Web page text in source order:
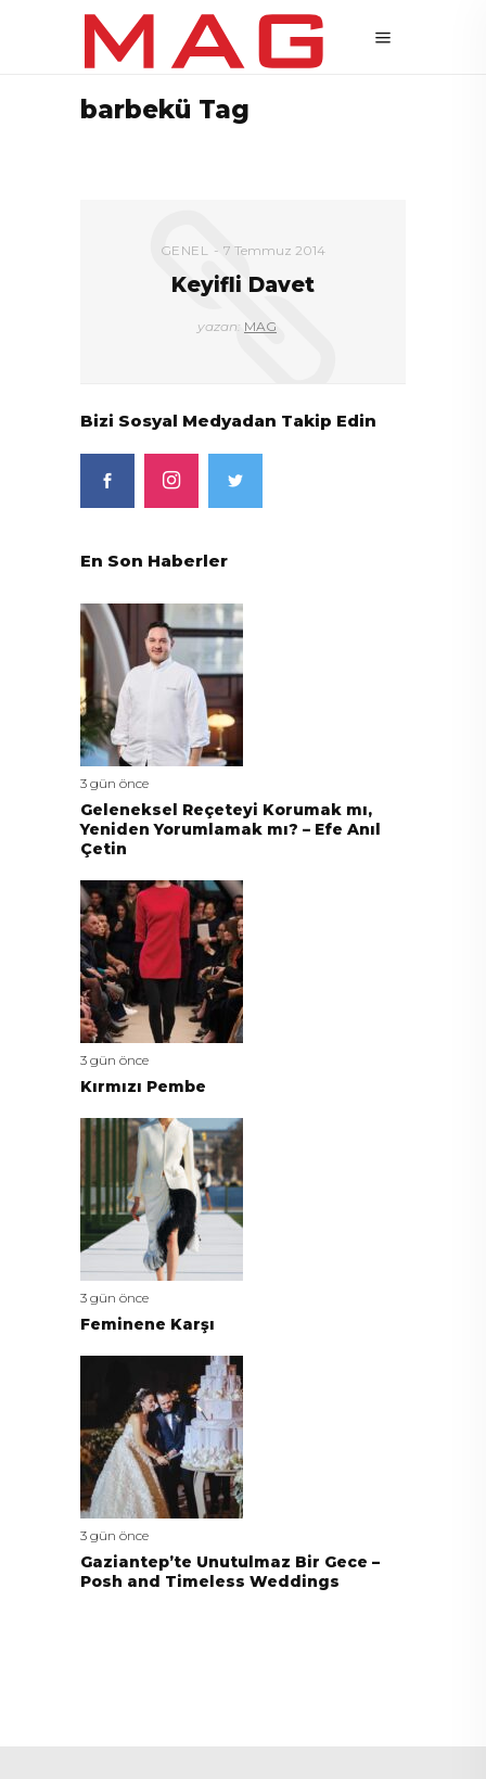
barbekü Tag
GENEL 7 Temmuz 2014
Keyifli Davet
yazan: MAG
Bizi Sosyal Medyadan Takip Edin
En Son Haberler
3 gün önce
Geleneksel Reçeteyi Korumak mı,
Yeniden Yorumlamak mı? – Efe Anıl
Çetin
3 gün önce
Kırmızı Pembe
3 gün önce
Feminene Karşı
3 gün önce
Gaziantep’te Unutulmaz Bir Gece –
Posh and Timeless Weddings